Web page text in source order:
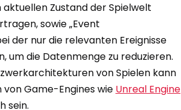
Zustand der Spielwelt
sowie „Event
der nur die relevanten Ereignisse
um die Datenmenge zu reduzieren.
von Spielen kann
Game-Engines wie Unreal Engine
sein.